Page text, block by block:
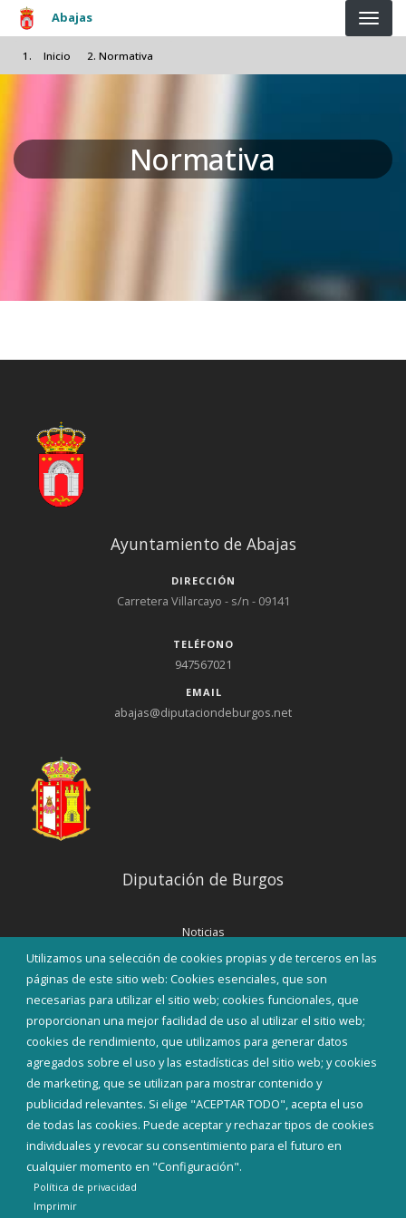
Pasar al contenido principal
Abajas
Inicio Normativa
Normativa
Utilizamos una selección de cookies propias y de terceros en las
páginas de este sitio web: Cookies esenciales, que son
necesarias para utilizar el sitio web; cookies funcionales, que
proporcionan una mejor facilidad de uso al utilizar el sitio web;
cookies de rendimiento, que utilizamos para generar datos
agregados sobre el uso y las estadísticas del sitio web; y cookies
de marketing, que se utilizan para mostrar contenido y
publicidad relevantes. Si elige "ACEPTAR TODO", acepta el uso
de todas las cookies. Puede aceptar y rechazar tipos de cookies
individuales y revocar su consentimiento para el futuro en
cualquier momento en "Configuración".
Política de privacidad
Imprimir
Ayuntamiento de Abajas
DIRECCIÓN
Carretera Villarcayo - s/n - 09141
TELÉFONO
947567021
EMAIL
abajas@diputaciondeburgos.net
Diputación de Burgos
Noticias
Eventos
Corporación Municipal
Teléfonos de interés
INICIAR SESIÓN
MAPA WEB